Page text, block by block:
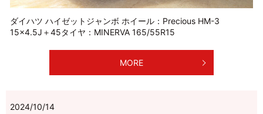
ダイハツ ハイゼットジャンボ ホイール：Precious HM-3
15×4.5J＋45タイヤ：MINERVA 165/55R15
MORE
2024/10/14